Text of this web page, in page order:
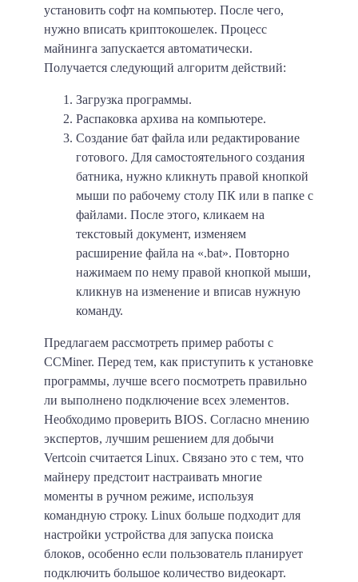
установить софт на компьютер. После чего,
нужно вписать криптокошелек. Процесс
майнинга запускается автоматически.
Получается следующий алгоритм действий:
Загрузка программы.
Распаковка архива на компьютере.
Создание бат файла или редактирование
готового. Для самостоятельного создания
батника, нужно кликнуть правой кнопкой
мыши по рабочему столу ПК или в папке с
файлами. После этого, кликаем на
текстовый документ, изменяем
расширение файла на «.bat». Повторно
нажимаем по нему правой кнопкой мыши,
кликнув на изменение и вписав нужную
команду.
Предлагаем рассмотреть пример работы с
CCMiner. Перед тем, как приступить к установке
программы, лучше всего посмотреть правильно
ли выполнено подключение всех элементов.
Необходимо проверить BIOS. Согласно мнению
экспертов, лучшим решением для добычи
Vertcoin считается Linux. Связано это с тем, что
майнеру предстоит настраивать многие
моменты в ручном режиме, используя
командную строку. Linux больше подходит для
настройки устройства для запуска поиска
блоков, особенно если пользователь планирует
подключить большое количество видеокарт.